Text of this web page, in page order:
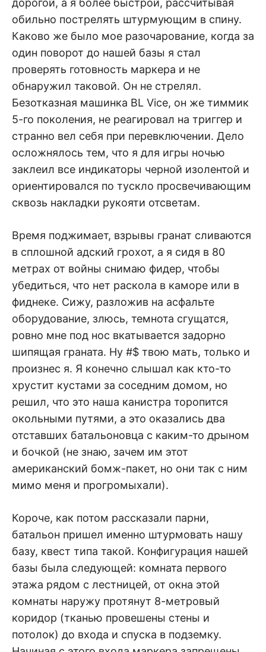
дорогой, а я более быстрой, рассчитывая
обильно пострелять штурмующим в спину.
Каково же было мое разочарование, когда за
один поворот до нашей базы я стал
проверять готовность маркера и не
обнаружил таковой. Он не стрелял.
Безотказная машинка BL Vice, он же тиммик
5-го поколения, не реагировал на триггер и
странно вел себя при перевключении. Дело
осложнялось тем, что я для игры ночью
заклеил все индикаторы черной изолентой и
ориентировался по тускло просвечивающим
сквозь накладки рукояти отсветам.
Время поджимает, взрывы гранат сливаются
в сплошной адский грохот, а я сидя в 80
метрах от войны снимаю фидер, чтобы
убедиться, что нет раскола в каморе или в
фиднеке. Сижу, разложив на асфальте
оборудование, злюсь, темнота сгущатся,
ровно мне под нос вкатывается задорно
шипящая граната. Ну #$ твою мать, только и
произнес я. Я конечно слышал как кто-то
хрустит кустами за соседним домом, но
решил, что это наша канистра торопится
окольными путями, а это оказались два
отставших батальоновца с каким-то дрыном
и бочкой (не знаю, зачем им этот
американский бомж-пакет, но они так с ним
мимо меня и прогромыхали).
Короче, как потом рассказали парни,
батальон пришел именно штурмовать нашу
базу, квест типа такой. Конфигурация нашей
базы была следующей: комната первого
этажа рядом с лестницей, от окна этой
комнаты наружу протянут 8-метровый
коридор (тканью провешены стены и
потолок) до входа и спуска в подземку.